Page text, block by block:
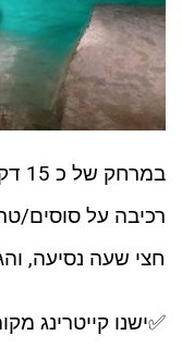
במרחק של כ 15 דקות, תמצאו אטרקציות כגון:
רכיבה על סוסים/
חצי שעה נסיעה,
✅ישנו קייטרינג